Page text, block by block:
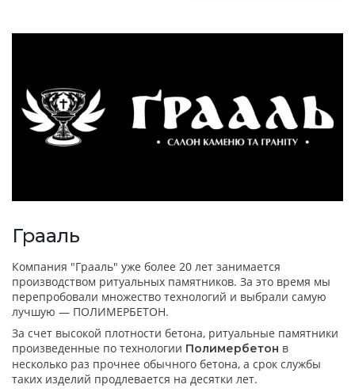
Грааль
Компания "Грааль" уже более 20 лет занимается
производством ритуальных памятников. За это время мы
перепробовали множество технологий и выбрали самую
лучшую ― ПОЛИМЕРБЕТОН.
За счет высокой плотности бетона, ритуальные памятники
произведенные по технологии Полимербетон в
несколько раз прочнее обычного бетона, а срок службы
таких изделий продлевается на десятки лет.